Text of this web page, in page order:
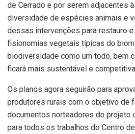
de Cerrado e por serem adjacentes
diversidade de espécies animais e
dessas intervenções para restauro
fisionomias vegetais típicas do
biodiversidade como um todo, bem
ficará mais sustentável e competitiva
Os planos agora seguirão para
produtores rurais com o objetivo de
documentos norteadores do projeto
para todos os trabalhos do Centro